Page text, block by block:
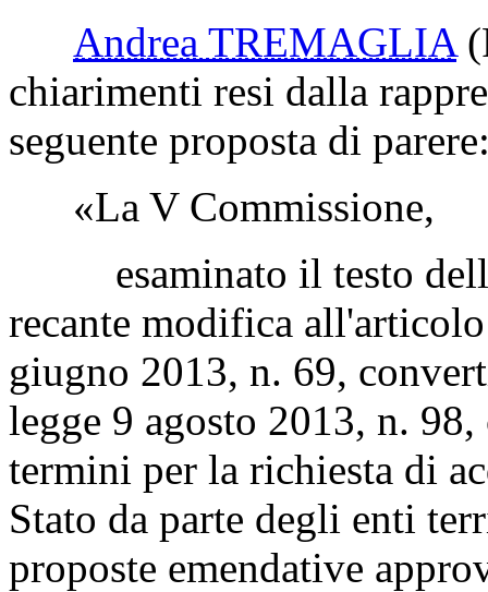
Andrea TREMAGLIA
chiarimenti resi dalla
seguente proposta di
«La V Commissione,
esaminato il testo della
recante modifica
giugno 2013, n. 69,
legge 9 agosto 2013, n.
termini per la richiesta di
Stato da parte degli enti
proposte emendative